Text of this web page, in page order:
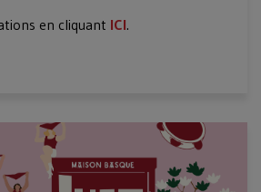
en cliquant ICI.